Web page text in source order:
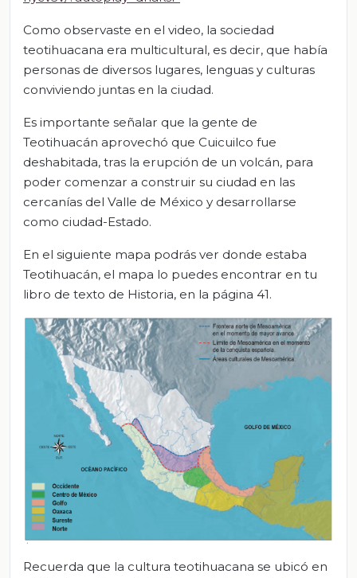
Como observaste en el video, la sociedad
teotihuacana era multicultural, es decir, que había
personas de diversos lugares, lenguas y culturas
conviviendo juntas en la ciudad.
Es importante señalar que la gente de
Teotihuacán aprovechó que Cuicuilco fue
deshabitada, tras la erupción de un volcán, para
poder comenzar a construir su ciudad en las
cercanías del Valle de México y desarrollarse
como ciudad-Estado.
En el siguiente mapa podrás ver donde estaba
Teotihuacán, el mapa lo puedes encontrar en tu
libro de texto de Historia, en la página 41.
Recuerda que la cultura teotihuacana se ubicó en